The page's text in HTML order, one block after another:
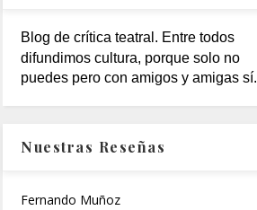
Blog de crítica teatral. Entre todos
difundimos cultura, porque solo no
puedes pero con amigos y amigas sí.
Nuestras Reseñas
Fernando Muñoz